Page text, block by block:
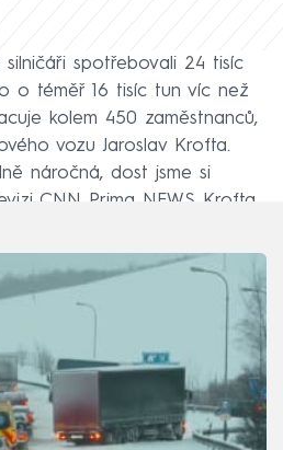
silničáři spotřebovali 24 tisíc
o téměř 16 tisíc tun víc než
kolem 450 zaměstnanců,
vozu Jaroslav Krofta.
náročná, dost jsme si
CNN Prima NEWS Krofta.